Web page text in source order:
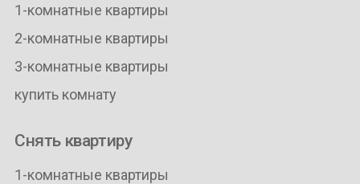
1-комнатные квартиры
2-комнатные квартиры
3-комнатные квартиры
купить комнату
Снять квартиру
1-комнатные квартиры